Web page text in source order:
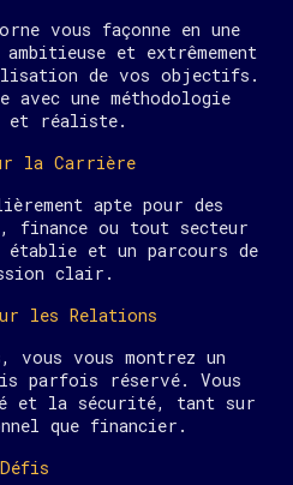
vous façonne en une
et extrêmement
de vos objectifs.
avec une méthodologie
et réaliste.
la Carrière
apte pour des
finance ou tout secteur
et un parcours de
clair.
les Relations
vous vous montrez un
parfois réservé. Vous
et la sécurité, tant sur
que financier.
Défis